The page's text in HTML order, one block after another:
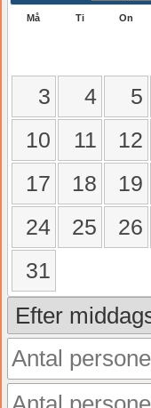
Må Ti On
3
4 5
10
11 12
17
18 19
24
25 26
31